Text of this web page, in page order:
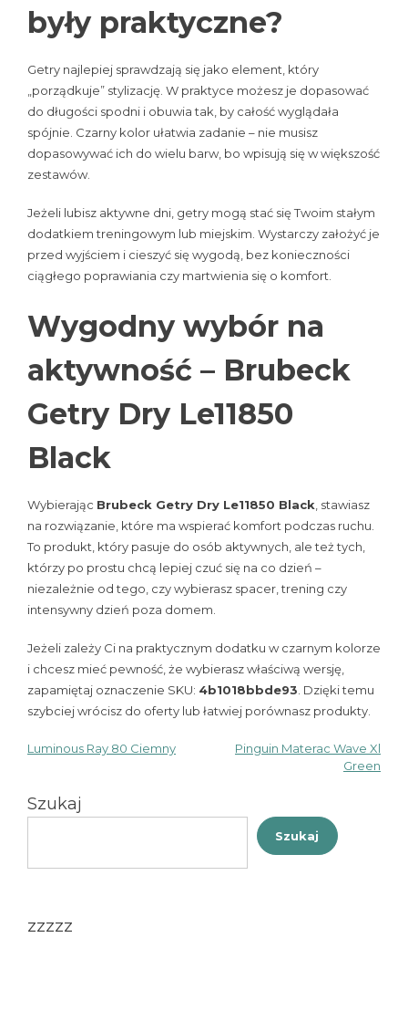
były praktyczne?
Getry najlepiej sprawdzają się jako element, który
„porządkuje” stylizację. W praktyce możesz je dopasować
do długości spodni i obuwia tak, by całość wyglądała
spójnie. Czarny kolor ułatwia zadanie – nie musisz
dopasowywać ich do wielu barw, bo wpisują się w większość
zestawów.
Jeżeli lubisz aktywne dni, getry mogą stać się Twoim stałym
dodatkiem treningowym lub miejskim. Wystarczy założyć je
przed wyjściem i cieszyć się wygodą, bez konieczności
ciągłego poprawiania czy martwienia się o komfort.
Wygodny wybór na
aktywność – Brubeck
Getry Dry Le11850
Black
Wybierając Brubeck Getry Dry Le11850 Black , stawiasz
na rozwiązanie, które ma wspierać komfort podczas ruchu.
To produkt, który pasuje do osób aktywnych, ale też tych,
którzy po prostu chcą lepiej czuć się na co dzień –
niezależnie od tego, czy wybierasz spacer, trening czy
intensywny dzień poza domem.
Jeżeli zależy Ci na praktycznym dodatku w czarnym kolorze
i chcesz mieć pewność, że wybierasz właściwą wersję,
zapamiętaj oznaczenie SKU: 4b1018bbde93 . Dzięki temu
szybciej wrócisz do oferty lub łatwiej porównasz produkty.
Nawigacja
wpisu
Luminous Ray 80 Ciemny
Pinguin Materac Wave Xl
Green
Szukaj
Szukaj
zzzzz